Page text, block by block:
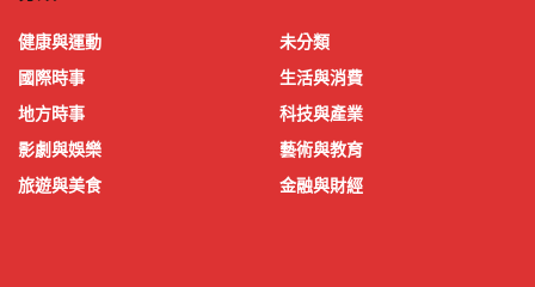
健康與運動
國際時事
地方時事
影劇與娛樂
旅遊與美食
未分類
生活與消費
科技與產業
藝術與教育
金融與財經